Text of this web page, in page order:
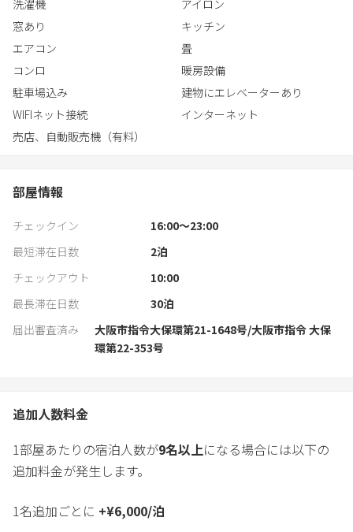
- セルフチェックインシステムでストレスフリー
- 無料洗濯機（無料の洗濯用洗剤付）。
- 充実のアメニティ（シャンプー、コンデショナー、ボディソー
プ、バスタオル、スリッパ、歯ブラシ、コットン、綿棒、髭剃
り）
洗濯機
アイロン
窓あり
キッチン
エアコン
畳
コンロ
暖房設備
駐車場込み
建物にエレベーターあり
WIFIネット接続
インターネット
売店、自動販売機（有料）
部屋情報
チェックイン
16:00〜23:00
最短滞在日数
2泊
チェックアウト
10:00
最長滞在日数
30泊
届出審査済み
大阪市指令大保環第21-1648号/大阪市指令 大保
環第22-353号
追加人数料金
1部屋あたりの宿泊人数が9名以上になる場合には以下の
追加料金が発生します。
1名追加ごとに +¥6,000/泊